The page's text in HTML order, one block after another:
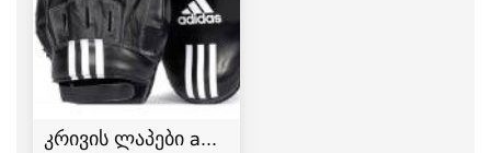
კრივის ლაპები adidas,topten